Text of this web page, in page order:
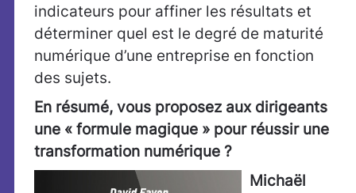
indicateurs pour affiner les résultats et
déterminer quel est le degré de maturité
numérique d’une entreprise en fonction
des sujets.
En résumé, vous proposez aux dirigeants
une « formule magique » pour réussir une
transformation numérique ?
Michaël